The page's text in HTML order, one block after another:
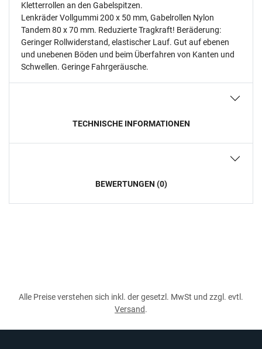
Kletterrollen an den Gabelspitzen.
Lenkräder Vollgummi 200 x 50 mm, Gabelrollen Nylon
Tandem 80 x 70 mm. Reduzierte Tragkraft! Beräderung:
Geringer Rollwiderstand, elastischer Lauf. Gut auf ebenen
und unebenen Böden und beim Überfahren von Kanten und
Schwellen. Geringe Fahrgeräusche.
TECHNISCHE INFORMATIONEN
BEWERTUNGEN (0)
Alle Preise verstehen sich inkl. der gesetzl. MwSt und zzgl. evtl.
Versand.